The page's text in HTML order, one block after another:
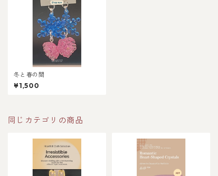
冬と春の間
¥1,500
同じカテゴリの商品